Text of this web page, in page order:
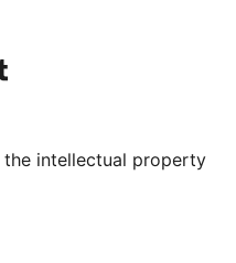
канал YouTube
нашу учётную запись в Tumblr
the intellectual property